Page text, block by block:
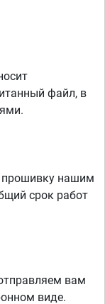
файл, в
нашим
срок работ
вам
виде.